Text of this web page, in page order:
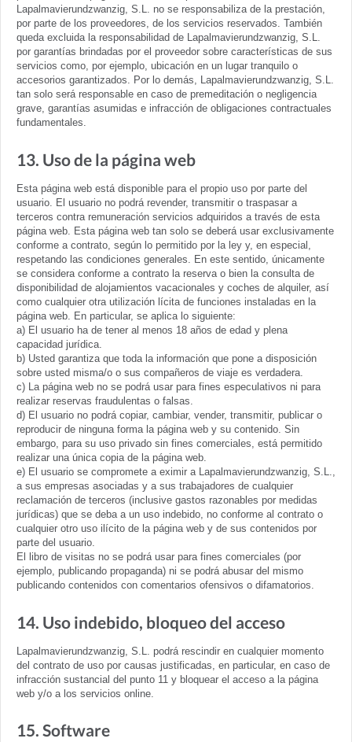
Lapalmavierundzwanzig, S.L. no se responsabiliza de la prestación,
por parte de los proveedores, de los servicios reservados. También
queda excluida la responsabilidad de Lapalmavierundzwanzig, S.L.
por garantías brindadas por el proveedor sobre características de sus
servicios como, por ejemplo, ubicación en un lugar tranquilo o
accesorios garantizados. Por lo demás, Lapalmavierundzwanzig, S.L.
tan solo será responsable en caso de premeditación o negligencia
grave, garantías asumidas e infracción de obligaciones contractuales
fundamentales.
13. Uso de la página web
Esta página web está disponible para el propio uso por parte del
usuario. El usuario no podrá revender, transmitir o traspasar a
terceros contra remuneración servicios adquiridos a través de esta
página web. Esta página web tan solo se deberá usar exclusivamente
conforme a contrato, según lo permitido por la ley y, en especial,
respetando las condiciones generales. En este sentido, únicamente
se considera conforme a contrato la reserva o bien la consulta de
disponibilidad de alojamientos vacacionales y coches de alquiler, así
como cualquier otra utilización lícita de funciones instaladas en la
página web. En particular, se aplica lo siguiente:
a) El usuario ha de tener al menos 18 años de edad y plena
capacidad jurídica.
b) Usted garantiza que toda la información que pone a disposición
sobre usted misma/o o sus compañeros de viaje es verdadera.
c) La página web no se podrá usar para fines especulativos ni para
realizar reservas fraudulentas o falsas.
d) El usuario no podrá copiar, cambiar, vender, transmitir, publicar o
reproducir de ninguna forma la página web y su contenido. Sin
embargo, para su uso privado sin fines comerciales, está permitido
realizar una única copia de la página web.
e) El usuario se compromete a eximir a Lapalmavierundzwanzig, S.L.,
a sus empresas asociadas y a sus trabajadores de cualquier
reclamación de terceros (inclusive gastos razonables por medidas
jurídicas) que se deba a un uso indebido, no conforme al contrato o
cualquier otro uso ilícito de la página web y de sus contenidos por
parte del usuario.
El libro de visitas no se podrá usar para fines comerciales (por
ejemplo, publicando propaganda) ni se podrá abusar del mismo
publicando contenidos con comentarios ofensivos o difamatorios.
14. Uso indebido, bloqueo del acceso
Lapalmavierundzwanzig, S.L. podrá rescindir en cualquier momento
del contrato de uso por causas justificadas, en particular, en caso de
infracción sustancial del punto 11 y bloquear el acceso a la página
web y/o a los servicios online.
15. Software